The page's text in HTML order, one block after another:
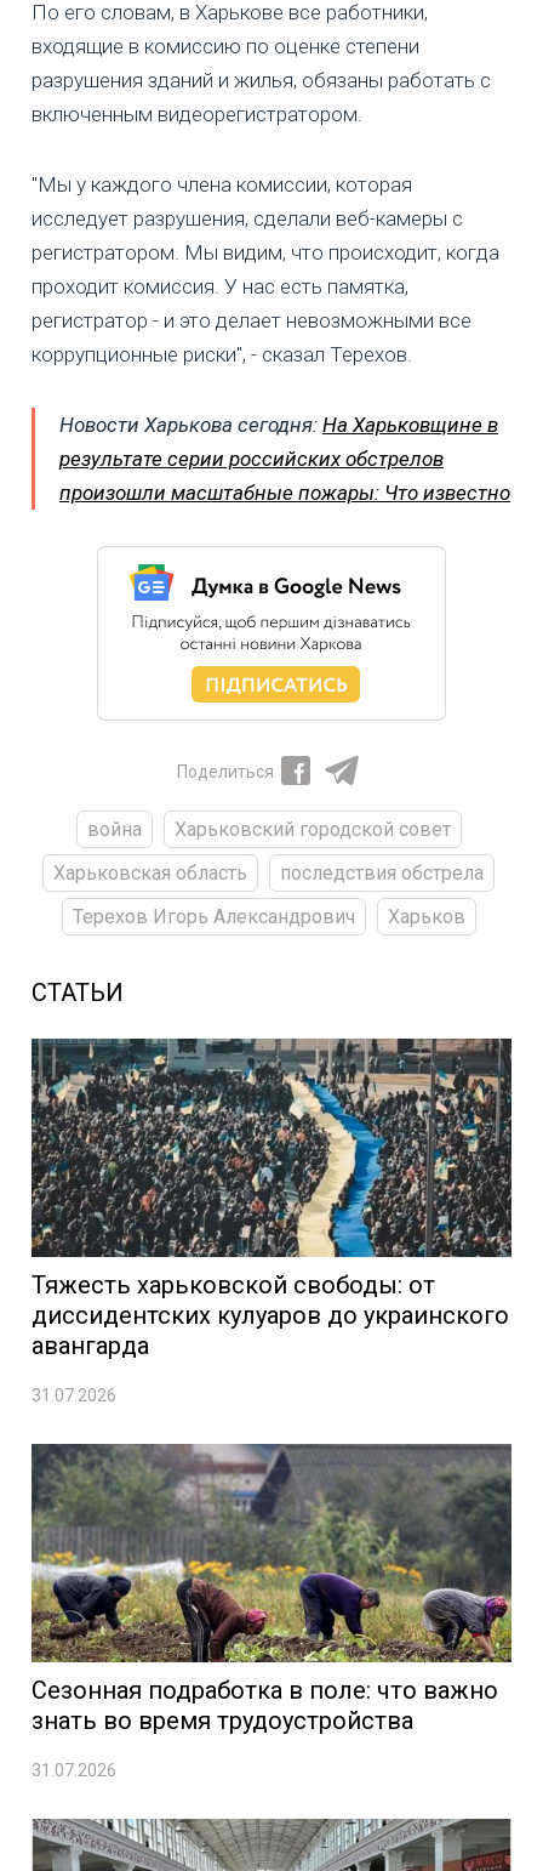
По его словам, в Харькове все работники,
входящие в комиссию по оценке степени
разрушения зданий и жилья, обязаны работать с
включенным видеорегистратором.
"Мы у каждого члена комиссии, которая
исследует разрушения, сделали веб-камеры с
регистратором. Мы видим, что происходит, когда
проходит комиссия. У нас есть памятка,
регистратор - и это делает невозможными все
коррупционные риски", - сказал Терехов.
Новости Харькова сегодня: На Харьковщине в
результате серии российских обстрелов
произошли масштабные пожары: Что известно
Поделиться
война
Харьковский городской совет
Харьковская область
последствия обстрела
Терехов Игорь Александрович
Харьков
СТАТЬИ
Тяжесть харьковской свободы: от
диссидентских кулуаров до украинского
авангарда
31.07.2026
Сезонная подработка в поле: что важно
знать во время трудоустройства
31.07.2026